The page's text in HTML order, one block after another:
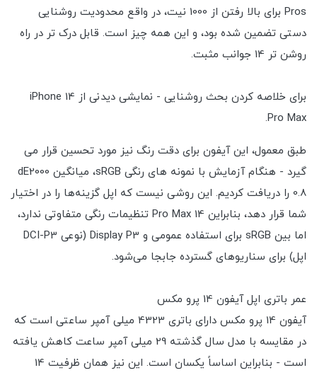
Pros برای بالا رفتن از 1000 نیت، در واقع محدودیت روشنایی
دستی تضمین شده بود، و این همه چیز است. قابل درک تر در راه
روشن تر 14 جوانب مثبت.
برای خلاصه کردن بحث روشنایی - نمایشی دیدنی از iPhone 14
Pro Max.
طبق معمول، این آیفون برای دقت رنگ نیز مورد تحسین قرار می
گیرد - هنگام آزمایش با نمونه های رنگی sRGB، میانگین dE2000
0.8 را دریافت کردیم. این روشی نیست که اپل گزینه‌ها را در اختیار
شما قرار دهد، بنابراین 14 Pro Max تنظیمات رنگی متفاوتی ندارد،
اما بین sRGB برای استفاده عمومی و Display P3 (نوعی DCI-P3
اپل) برای سناریوهای گسترده جابجا می‌شود.
عمر باتری اپل آیفون 14 پرو مکس
آیفون 14 پرو مکس دارای باتری 4323 میلی آمپر ساعتی است که
در مقایسه با مدل سال گذشته 29 میلی آمپر ساعت کاهش یافته
است - بنابراین اساساً یکسان است. این نیز همان ظرفیت 14